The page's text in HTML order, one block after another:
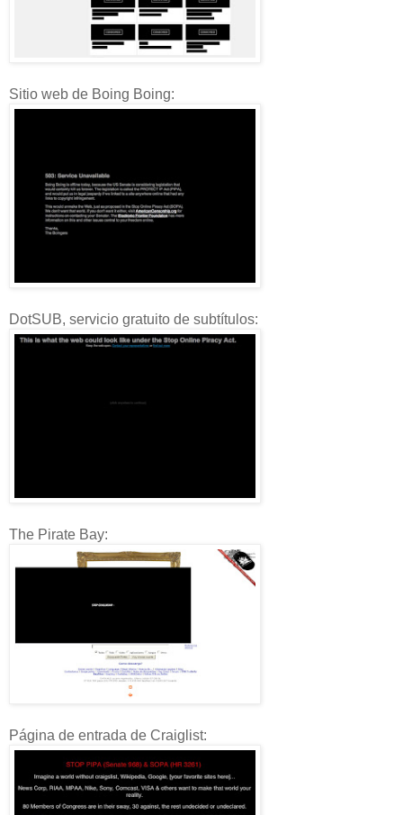
Sitio web de Boing Boing:
DotSUB, servicio gratuito de subtítulos:
The Pirate Bay:
Página de entrada de Craiglist: